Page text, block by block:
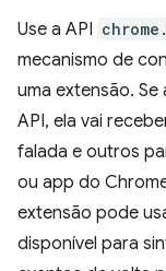
Use a API
mecanismo de
uma extensão.
API, ela vai
falada e outros
ou app do
extensão pode
disponível para